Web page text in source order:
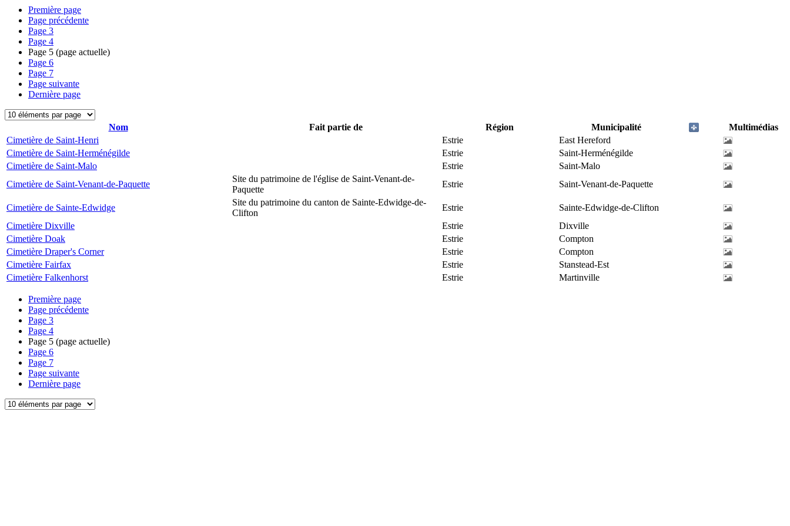
Première page
Page précédente
Page 3
Page 4
Page 5 (page actuelle)
Page 6
Page 7
Page suivante
Dernière page
Nom Fait partie de Région Municipalité
Multimédias
Cimetière de Saint-Henri
Estrie
East Hereford
Cimetière de Saint-Herménégilde
Estrie
Saint-Herménégilde
Cimetière de Saint-Malo
Estrie
Saint-Malo
Cimetière de Saint-Venant-de-Paquette
Site du patrimoine de l'église de Saint-Venant-de-
Paquette
Estrie Saint-Venant-de-Paquette
Cimetière de Sainte-Edwidge
Site du patrimoine du canton de Sainte-Edwidge-de-
Clifton
Estrie
Sainte-Edwidge-de-Clifton
Cimetière Dixville
Estrie
Dixville
Cimetière Doak
Estrie
Compton
Cimetière Draper's Corner
Estrie
Compton
Cimetière Fairfax
Estrie
Stanstead-Est
Cimetière Falkenhorst
Estrie Martinville
Première page
Page précédente
Page 3
Page 4
Page 5 (page actuelle)
Page 6
Page 7
Page suivante
Dernière page